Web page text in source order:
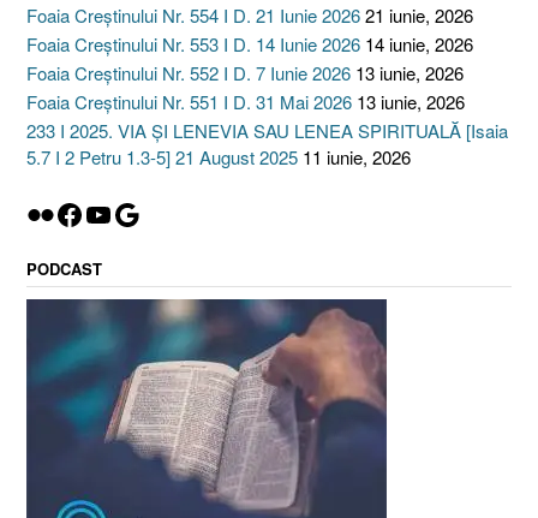
Judecători
6.28-
31)”
Foaia Creștinului Nr. 554 I D. 21 Iunie 202621 iunie, 2026
Foaia Creștinului Nr. 553 I D. 14 Iunie 2026 14 iunie, 2026
Foaia Creștinului Nr. 552 I D. 7 Iunie 2026 13 iunie, 2026
Foaia Creștinului Nr. 551 I D. 31 Mai 2026 13 iunie, 2026
233 I 2025. VIA ȘI LENEVIA SAU LENEA SPIRITUALĂ [Isaia
5.7 I 2 Petru 1.3-5] 21 August 2025 11 iunie, 2026
Flickr
Facebook
YouTube
Google
PODCAST